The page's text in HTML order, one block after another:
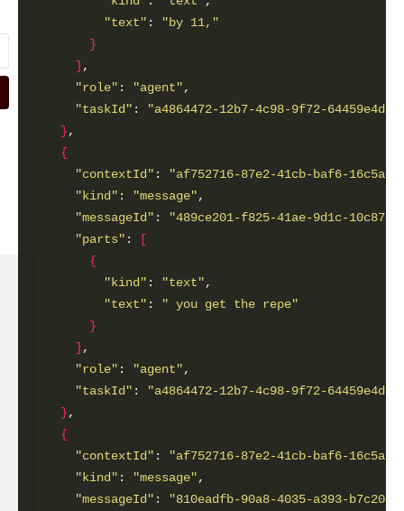
"text" :
"by 11,"
}
]
"role" : "agent"
"taskId" :
"a4864472-12b7-4c98-9f72-
}
{
"contextId" :
"af752716-87e2-41cb-baf6-
"kind" : "message"
"messageId" :
"489ce201-f825-41ae-9d1c-
"parts" :
[
{
"kind" : "text"
"text" :
" you get the repe"
}
]
"role" : "agent"
"taskId" :
"a4864472-12b7-4c98-9f72-
}
{
"contextId" :
"af752716-87e2-41cb-baf6-
"kind" : "message"
"messageId" : "810eadfb-90a8-4035-a393-